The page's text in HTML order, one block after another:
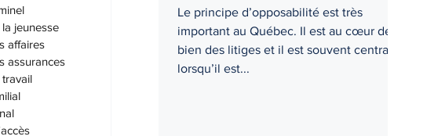
jeunesse
affaires
assurances
Le principe d’opposabilité est très
important au Québec. Il est au cœur de
bien des litiges et il est souvent central
lorsqu’il est...